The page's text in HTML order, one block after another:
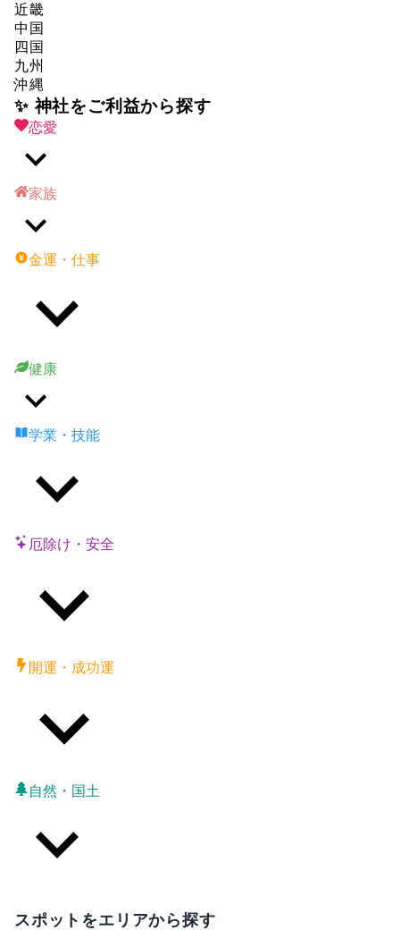
近畿
中国
四国
九州
沖縄
✨ 神社をご利益から探す
恋愛
家族
金運・仕事
健康
学業・技能
厄除け・安全
開運・成功運
自然・国土
スポットをエリアから探す